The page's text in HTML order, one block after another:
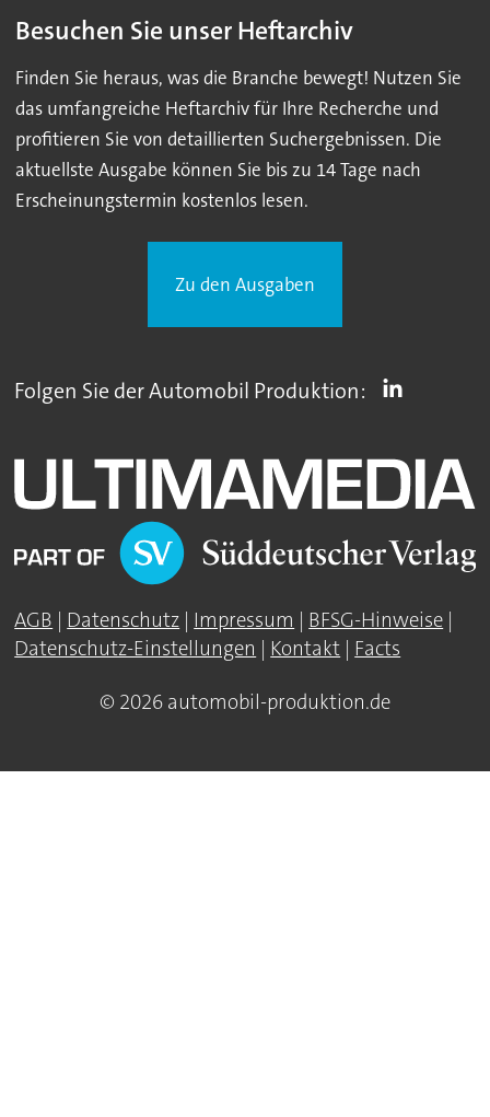
Besuchen Sie unser Heftarchiv
Finden Sie heraus, was die Branche bewegt! Nutzen Sie
das umfangreiche Heftarchiv für Ihre Recherche und
profitieren Sie von detaillierten Suchergebnissen. Die
aktuellste Ausgabe können Sie bis zu 14 Tage nach
Erscheinungstermin kostenlos lesen.
Zu den Ausgaben
Folgen Sie der Automobil Produktion:
AGB | Datenschutz | Impressum | BFSG-Hinweise |
Datenschutz-Einstellungen | Kontakt | Facts
© 2026 automobil-produktion.de